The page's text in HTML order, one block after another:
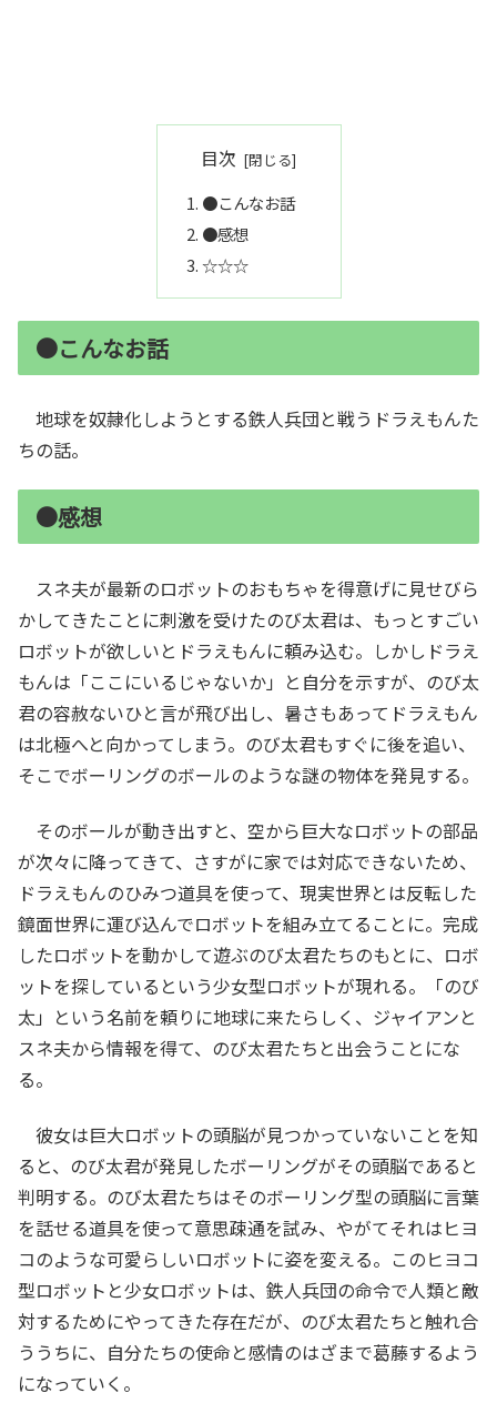
目次
●こんなお話
●感想
☆☆☆
●こんなお話
地球を奴隷化しようとする鉄人兵団と戦うドラえもんた
ちの話。
●感想
スネ夫が最新のロボットのおもちゃを得意げに見せびら
かしてきたことに刺激を受けたのび太君は、もっとすごい
ロボットが欲しいとドラえもんに頼み込む。しかしドラえ
もんは「ここにいるじゃないか」と自分を示すが、のび太
君の容赦ないひと言が飛び出し、暑さもあってドラえもん
は北極へと向かってしまう。のび太君もすぐに後を追い、
そこでボーリングのボールのような謎の物体を発見する。
そのボールが動き出すと、空から巨大なロボットの部品
が次々に降ってきて、さすがに家では対応できないため、
ドラえもんのひみつ道具を使って、現実世界とは反転した
鏡面世界に運び込んでロボットを組み立てることに。完成
したロボットを動かして遊ぶのび太君たちのもとに、ロボ
ットを探しているという少女型ロボットが現れる。「のび
太」という名前を頼りに地球に来たらしく、ジャイアンと
スネ夫から情報を得て、のび太君たちと出会うことにな
る。
彼女は巨大ロボットの頭脳が見つかっていないことを知
ると、のび太君が発見したボーリングがその頭脳であると
判明する。のび太君たちはそのボーリング型の頭脳に言葉
を話せる道具を使って意思疎通を試み、やがてそれはヒヨ
コのような可愛らしいロボットに姿を変える。このヒヨコ
型ロボットと少女ロボットは、鉄人兵団の命令で人類と敵
対するためにやってきた存在だが、のび太君たちと触れ合
ううちに、自分たちの使命と感情のはざまで葛藤するよう
になっていく。